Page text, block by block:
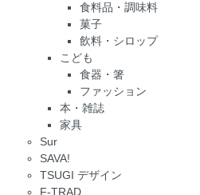
食料品・調味料
菓子
飲料・シロップ
こども
食器・箸
ファッション
本・雑誌
家具
Sur
SAVA!
TSUGI デザイン
F-TRAD